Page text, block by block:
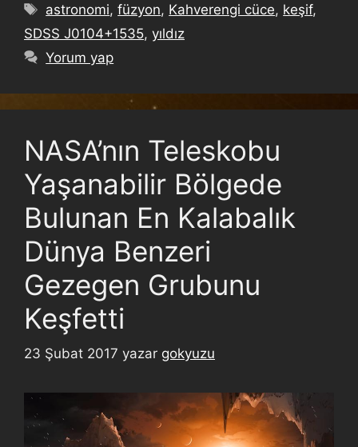
astronomi,füzyon, Kahverengi cüce, keşif,
SDSS J0104+1535, yıldız
Yorum yap
NASA’nın Teleskobu
Yaşanabilir Bölgede
Bulunan En Kalabalık
Dünya Benzeri
Gezegen Grubunu
Keşfetti
23 Şubat 2017 yazar gokyuzu